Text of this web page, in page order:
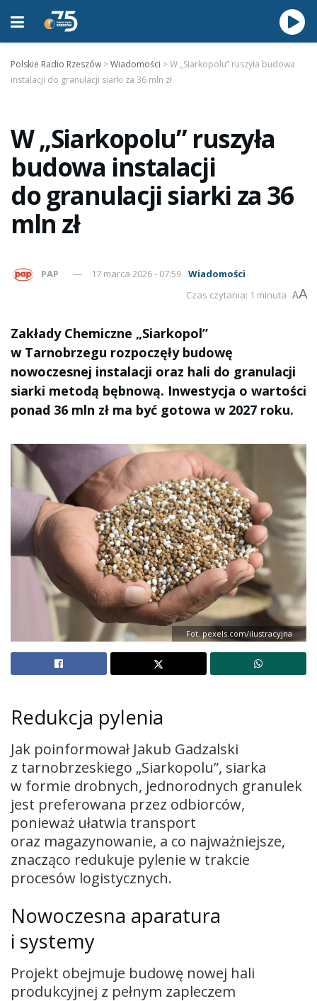
Polskie Radio Rzeszów >Wiadomości >W „Siarkopolu” ruszyła budowa
instalacji do granulacji siarki za 36 mln zł
W „Siarkopolu” ruszyła
budowa instalacji
do granulacji siarki za 36
mln zł
PAP 17 marca 2026 - 07:59 Wiadomości
Czas czytania: 1 minuta AA
Zakłady Chemiczne „Siarkopol”
w Tarnobrzegu rozpoczęły budowę
nowoczesnej instalacji oraz hali do granulacji
siarki metodą bębnową. Inwestycja o wartości
ponad 36 mln zł ma być gotowa w 2027 roku.
Fot. pexels.com/ilustracyjna
Redukcja pylenia
Jak poinformował Jakub Gadzalski
z tarnobrzeskiego „Siarkopolu”, siarka
w formie drobnych, jednorodnych granulek
jest preferowana przez odbiorców,
ponieważ ułatwia transport
oraz magazynowanie, a co najważniejsze,
znacząco redukuje pylenie w trakcie
procesów logistycznych.
Nowoczesna aparatura
i systemy
Projekt obejmuje budowę nowej hali
produkcyjnej z pełnym zapleczem